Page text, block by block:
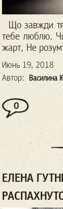
Що завжди
тебе люблю.
жарт, Не
Июнь 19, 2018
Автор:
Василина
0
ЕЛЕНА